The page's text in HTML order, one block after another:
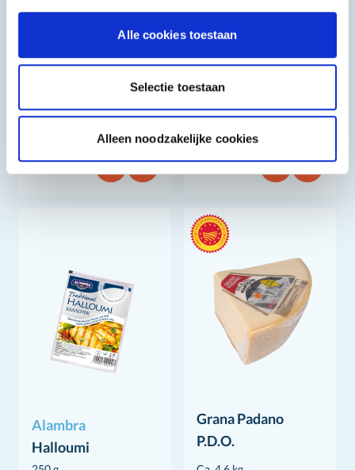
Alle cookies toestaan
Selectie toestaan
Alleen noodzakelijke cookies
Feta Kaas P.D.O.
Aristeas
Feta Kaas P.D.O.
4 kg
Alambra
Halloumi
Grana Padano
P.D.O.